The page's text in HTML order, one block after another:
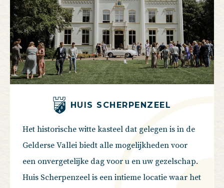
HUIS SCHERPENZEEL
Het historische witte kasteel dat gelegen is in de
Gelderse Vallei biedt alle mogelijkheden voor
een onvergetelijke dag voor u en uw gezelschap.
Huis Scherpenzeel is een intieme locatie waar het